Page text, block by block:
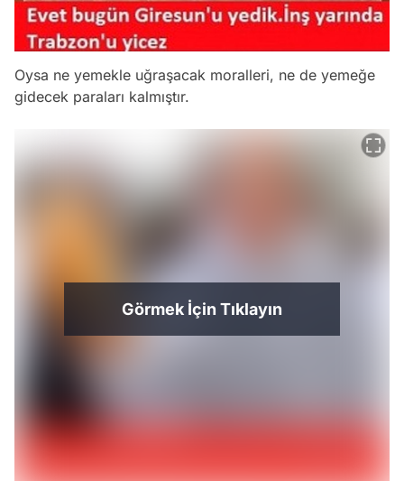
Oysa ne yemekle uğraşacak moralleri, ne de yemeğe
gidecek paraları kalmıştır.
Görmek İçin Tıklayın